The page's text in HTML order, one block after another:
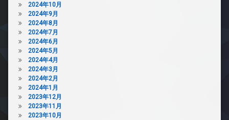
2024年10月
2024年9月
2024年8月
2024年7月
2024年6月
2024年5月
2024年4月
2024年3月
2024年2月
2024年1月
2023年12月
2023年11月
2023年10月